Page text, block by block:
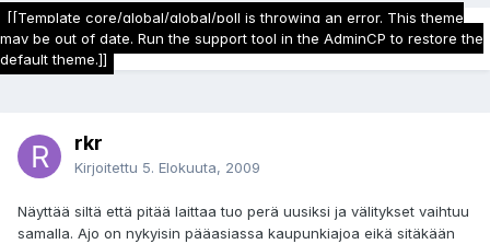
[[Template core/global/global/poll is throwing an error. This theme
may be out of date. Run the support tool in the AdminCP to restore the
default theme.]]
rkr
Kirjoitettu 5. Elokuuta, 2009
Näyttää siltä että pitää laittaa tuo perä uusiksi ja välitykset vaihtuu
samalla. Ajo on nykyisin pääasiassa kaupunkiajoa eikä sitäkään